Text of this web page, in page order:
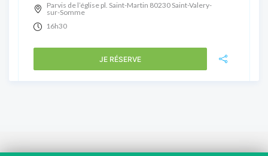
Parvis de l’église pl. Saint-Martin 80230 Saint-Valery-
sur-Somme
16h30
JE RÉSERVE